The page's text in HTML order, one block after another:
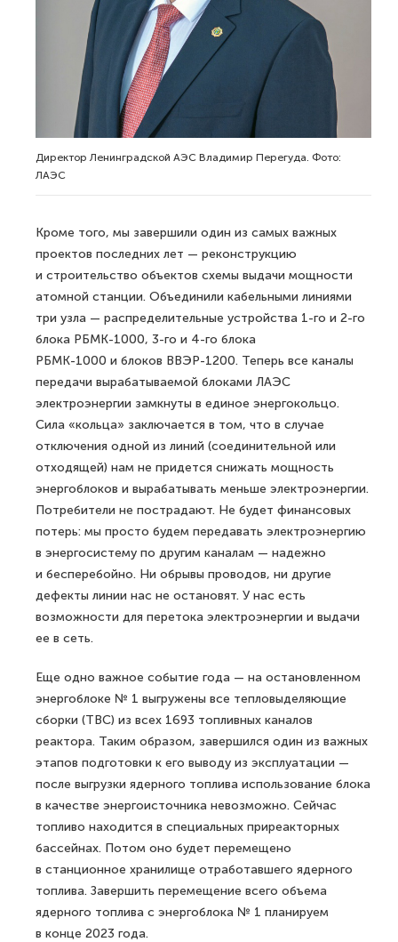
Директор Ленинградской АЭС Владимир Перегуда. Фото:
ЛАЭС
Кроме того, мы завершили один из самых важных
проектов последних лет — реконструкцию
и строительство объектов схемы выдачи мощности
атомной станции. Объединили кабельными линиями
три узла — распределительные устройства 1-го и 2-го
блока РБМК-1000, 3-го и 4-го блока
РБМК-1000 и блоков ВВЭР-1200. Теперь все каналы
передачи вырабатываемой блоками ЛАЭС
электроэнергии замкнуты в единое энергокольцо.
Сила «кольца» заключается в том, что в случае
отключения одной из линий (соединительной или
отходящей) нам не придется снижать мощность
энергоблоков и вырабатывать меньше электроэнергии.
Потребители не пострадают. Не будет финансовых
потерь: мы просто будем передавать электро­энергию
в энергосистему по другим каналам — надежно
и бесперебойно. Ни обрывы проводов, ни другие
дефекты линии нас не остановят. У нас есть
возможности для перетока электроэнергии и выдачи
ее в сеть.
Еще одно важное событие года — на остановленном
энергоблоке № 1 выгру­жены все тепловыделяющие
сборки (ТВС) из всех 1693 топливных каналов
реактора. Таким образом, завершился один из важных
этапов подготовки к его выводу из эксплуатации —
после выгрузки ядерного топлива использование блока
в качестве энергоисточника невозможно. Сейчас
топливо находится в специальных приреакторных
бассейнах. Потом оно будет перемещено
в станционное хранилище отработавшего ядерного
топлива. Завершить перемещение всего объема
ядерного топлива с энергоблока № 1 планируем
в конце 2023 года.